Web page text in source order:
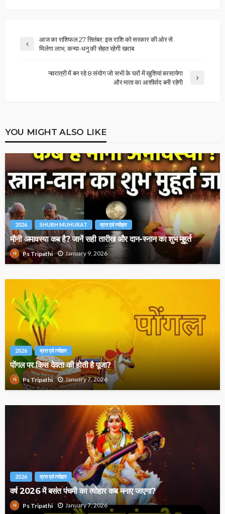
आज का राशिफल 27 सितंबर: इस राशि को सरकार की ओर से
मिलेगा लाभ, कन्‍या-धनु की सेहत रहेगी खराब
नवरात्री में बन रहे 8 संयोग जो सभी के घरों में खुशियां बरसायेगा
और माता का आशीर्वाद बनी रहेगी
YOU MIGHT ALSO LIKE
2026 SHUBH MUHURAT व्रत एवं त्योहार
मौनी अमावस्या कब है? जानें सही तारीख और दान-स्नान का शुभ मुहूर्त
Ps Tripathi January 9, 2026
2026 व्रत एवं त्योहार
पोंगल पर किस देवता की होती है पूजा?
Ps Tripathi January 7, 2026
2026 व्रत एवं त्योहार
वर्ष 2026 में बसंत पंचमी का त्योहार कब मनाए जाएगा?
Ps Tripathi January 7, 2026